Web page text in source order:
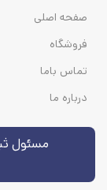
صفحه اصلی
فروشگاه
تماس باما
درباره ما
مسئول